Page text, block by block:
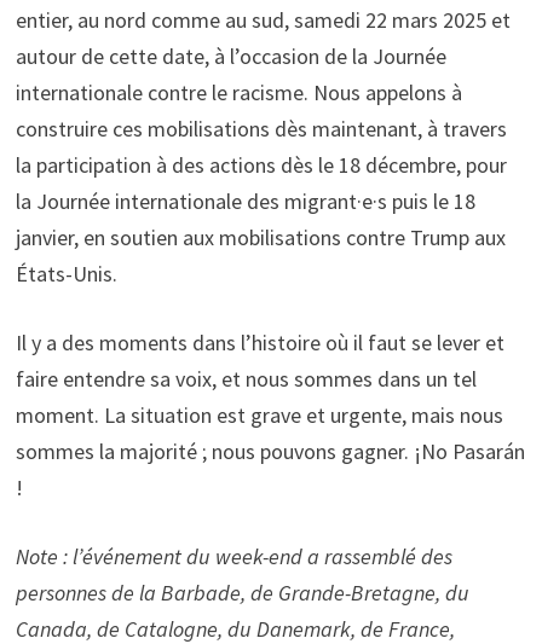
entier, au nord comme au sud, samedi 22 mars 2025 et
autour de cette date, à l’occasion de la Journée
internationale contre le racisme. Nous appelons à
construire ces mobilisations dès maintenant, à travers
la participation à des actions dès le 18 décembre, pour
la Journée internationale des migrant·e·s puis le 18
janvier, en soutien aux mobilisations contre Trump aux
États-Unis.
Il y a des moments dans l’histoire où il faut se lever et
faire entendre sa voix, et nous sommes dans un tel
moment. La situation est grave et urgente, mais nous
sommes la majorité ; nous pouvons gagner. ¡No Pasarán
!
Note : l’événement du week-end a rassemblé des
personnes de la Barbade, de Grande-Bretagne, du
Canada, de Catalogne, du Danemark, de France,